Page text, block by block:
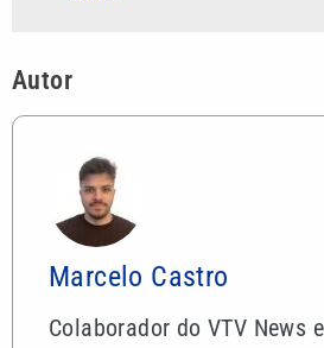
Autor
Marcelo Castro
Colaborador do VTV News